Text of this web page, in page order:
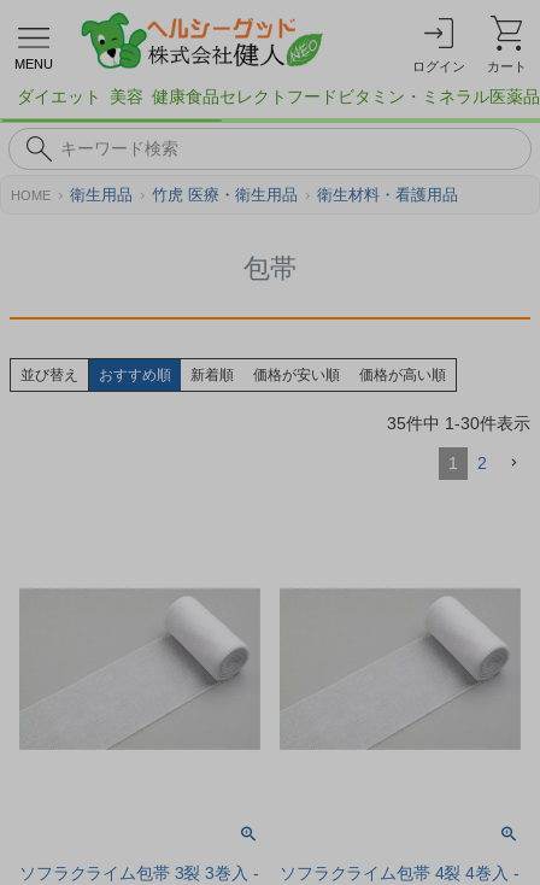
MENU ログイン カート
ダイエット 美容 健康食品セレクトフード ビタミン・ミネラル医薬品
HOME 衛生用品 竹虎 医療・衛生用品 衛生材料・看護用品
包帯
並び替え おすすめ順 新着順 価格が安い順 価格が高い順
35件中 1-30件表示
1 2
ソフラクライム包帯 3裂 3巻入 -
ソフラクライム包帯 4裂 4巻入 -